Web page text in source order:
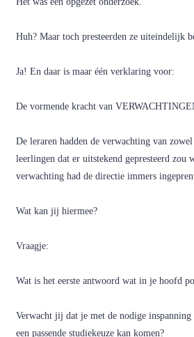
Huh? Maar toch presteerden ze uiteindelijk
Ja! En daar is maar één verklaring voor:
De vormende kracht van
De leraren hadden de verwachting van
leerlingen dat er uitstekend gepresteerd zou
verwachting had de directie immers
Wat kan jij hiermee?
Vraagje:
Wat is het eerste antwoord wat in je hoofd
Verwacht jij dat je met de nodige
een passende studiekeuze kan komen?